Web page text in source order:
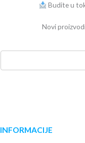
Budite u
Novi
INFORMACIJE